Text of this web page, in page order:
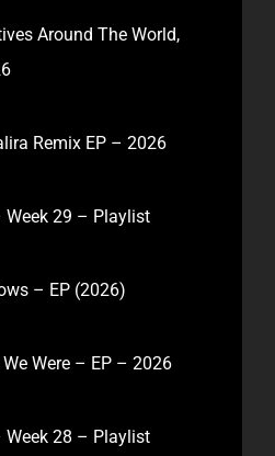
Around The World,
Remix EP – 2026
Week 29 – Playlist
– EP (2026)
Were – EP – 2026
Week 28 – Playlist